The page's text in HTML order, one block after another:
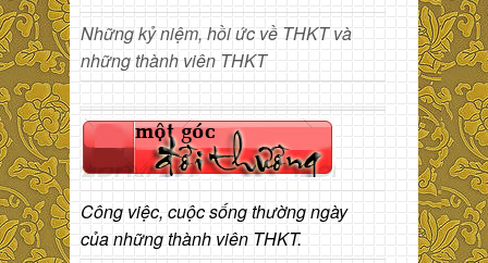
Những kỷ niệm, hồi ức về THKT và
những thành viên THKT
Công việc, cuộc sống thường ngày
của những thành viên THKT.